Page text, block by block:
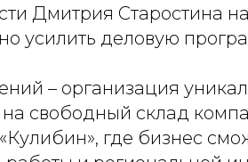
Дмитрия Старостина
усилить деловую
– организация
свободный склад
где бизнес